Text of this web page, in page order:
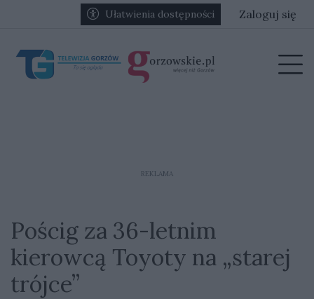
Przejdź do głównych treści
Przejdź do głównego menuUłatwienia dostępności Zaloguj się
REKLAMA
Pościg za 36-letnim
kierowcą Toyoty na „starej
trójce”